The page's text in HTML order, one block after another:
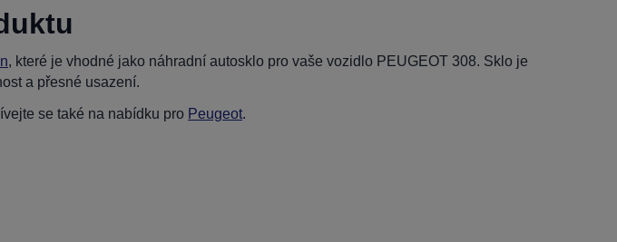
, které je vhodné jako náhradní autosklo pro vaše vozidlo PEUGEOT 308. Sklo je
a přesné usazení.
se také na nabídku pro Peugeot.